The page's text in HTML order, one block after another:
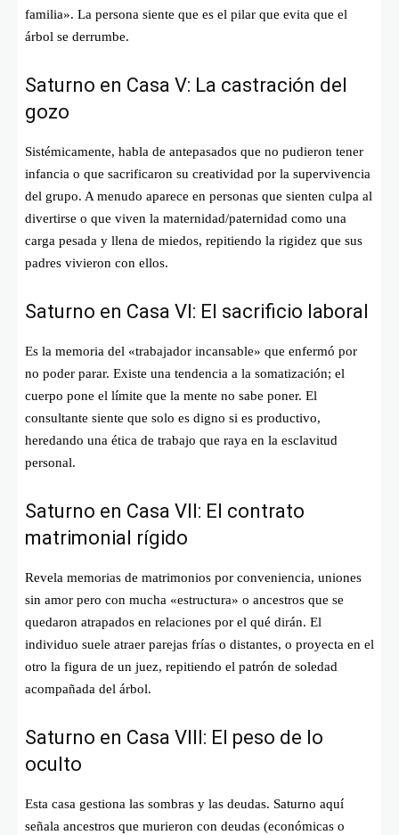
familia». La persona siente que es el pilar que evita que el
árbol se derrumbe.
Saturno en Casa V: La castración del
gozo
Sistémicamente, habla de antepasados que no pudieron tener
infancia o que sacrificaron su creatividad por la supervivencia
del grupo. A menudo aparece en personas que sienten culpa al
divertirse o que viven la maternidad/paternidad como una
carga pesada y llena de miedos, repitiendo la rigidez que sus
padres vivieron con ellos.
Saturno en Casa VI: El sacrificio laboral
Es la memoria del «trabajador incansable» que enfermó por
no poder parar. Existe una tendencia a la somatización; el
cuerpo pone el límite que la mente no sabe poner. El
consultante siente que solo es digno si es productivo,
heredando una ética de trabajo que raya en la esclavitud
personal.
Saturno en Casa VII: El contrato
matrimonial rígido
Revela memorias de matrimonios por conveniencia, uniones
sin amor pero con mucha «estructura» o ancestros que se
quedaron atrapados en relaciones por el qué dirán. El
individuo suele atraer parejas frías o distantes, o proyecta en el
otro la figura de un juez, repitiendo el patrón de soledad
acompañada del árbol.
Saturno en Casa VIII: El peso de lo
oculto
Esta casa gestiona las sombras y las deudas. Saturno aquí
señala ancestros que murieron con deudas (económicas o